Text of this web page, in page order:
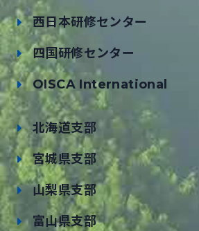
西日本研修センター
四国研修センター
OISCA International
北海道支部
宮城県支部
山梨県支部
富山県支部